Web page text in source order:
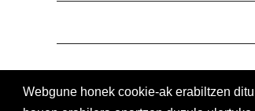
Webgune honek cookie-ak erabiltzen